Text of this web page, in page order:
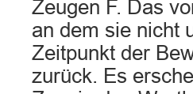
Zeugen F. Das
an dem sie nicht
Zeitpunkt der
zurück. Es